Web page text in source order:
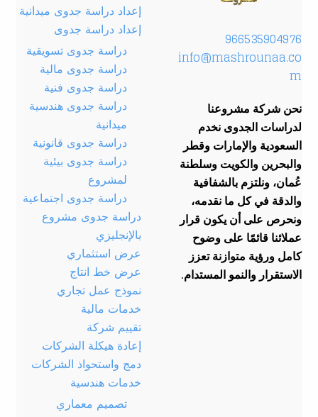
966535904976
info@mashrounaa.co
m
نحن شركة مشروعنا
لدراسات الجدوى نخدم
السعودية والإمارات وقطر
والبحرين والكويت وسلطنة
عُمان، ونلتزم بالشفافية
والدقة في كل ما نقدمه،
ونحرص على أن يكون قرار
عملائنا قائمًا على وضوح
كامل ورؤية متوازنة تعزز
الاستقرار والنمو المستدام.
إعداد دراسة جدوى ميدانية
إعداد دراسة جدوى
دراسة جدوى تسويقية
دراسة جدوى مالية
دراسة جدوى فنية
دراسة جدوى هندسية
ميدانية
دراسة جدوى قانونية
دراسة جدوى بيئية
لمشروع
دراسة جدوى اجتماعية
دراسة جدوى مشروع
بالإنجليزي
عرض استثماري
عرض خط انتاج
نموذج عمل تجاري
خدمات مالية
تقييم شركة
إعادة هيكلة الشركات
دمج واستحواذ الشركات
خدمات هندسية
تصميم معماري